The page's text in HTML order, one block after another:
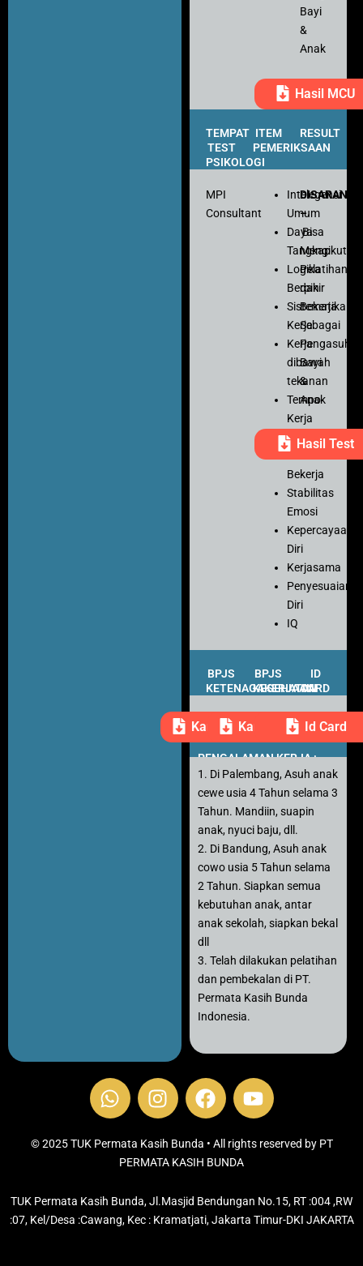
Bayi
&
Anak
Hasil MCU
TEMPAT
TEST
PSIKOLOGI
ITEM
PEMERIKSAAN
RESULT
MPI
Consultant
Intelegensi
Umum
Daya
Tangkap
Logika
Berpikir
Sistematika
Kerja
Kerja
dibawah
tekanan
Tempo
Kerja
Ketelitian
Motivasi
Bekerja
Stabilitas
Emosi
Kepercayaan
Diri
Kerjasama
Penyesuaian
Diri
IQ
–
Bisa
Mengikuti
Pelatihan
dan
Bekerja
Sebagai
Pengasuh
Bayi
&
Anak
Hasil Test
BPJS
KETENAGAKERJAAN
BPJS
KESEHATAN
ID
CARD
Kartu PesertaKartu PesertaId Card
PENGALAMAN KERJA :
1. Di Palembang, Asuh anak
cewe usia 4 Tahun selama 3
Tahun. Mandiin, suapin
anak, nyuci baju, dll.
2. Di Bandung, Asuh anak
cowo usia 5 Tahun selama
2 Tahun. Siapkan semua
kebutuhan anak, antar
anak sekolah, siapkan bekal
dll
3. Telah dilakukan pelatihan
dan pembekalan di PT.
Permata Kasih Bunda
Indonesia.
W
h
t
p
p
I
n
t
a
r
a
F
a
e
b
o
k
Y
o
t
e
© 2025 TUK Permata Kasih Bunda • All rights reserved by PT
PERMATA KASIH BUNDA
TUK Permata Kasih Bunda, Jl.Masjid Bendungan No.15, RT :004 ,RW
:07, Kel/Desa :Cawang, Kec : Kramatjati, Jakarta Timur-DKI JAKARTA